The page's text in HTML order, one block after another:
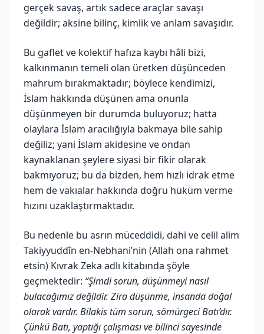
gerçek savaş, artık sadece araçlar savaşı
değildir; aksine bilinç, kimlik ve anlam savaşıdır.
Bu gaflet ve kolektif hafıza kaybı hâli bizi,
kalkınmanın temeli olan üretken düşünceden
mahrum bırakmaktadır; böylece kendimizi,
İslam hakkında düşünen ama onunla
düşünmeyen bir durumda buluyoruz; hatta
olaylara İslam aracılığıyla bakmaya bile sahip
değiliz; yani İslam akidesine ve ondan
kaynaklanan şeylere siyasi bir fikir olarak
bakmıyoruz; bu da bizden, hem hızlı idrak etme
hem de vakıalar hakkında doğru hüküm verme
hızını uzaklaştırmaktadır.
Bu nedenle bu asrın müceddidi, dahi ve celil alim
Takiyyuddîn en-Nebhani’nin (Allah ona rahmet
etsin) Kıvrak Zeka adlı kitabında şöyle
geçmektedir: “Şimdi sorun, düşünmeyi nasıl
bulacağımız değildir. Zira düşünme, insanda doğal
olarak vardır. Bilakis tüm sorun, sömürgeci Batı’dır.
Çünkü Batı, yaptığı çalışması ve bilinci sayesinde